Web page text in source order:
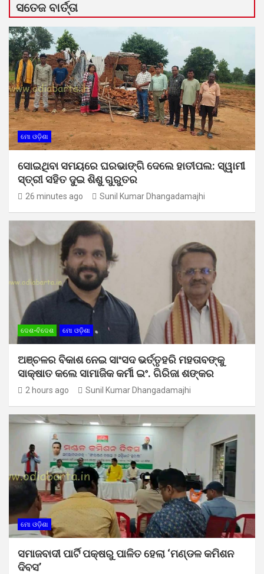
ସତେଜ ବାର୍ତ୍ତା
ମୋ ଓଡ଼ିଶା
ସୋଇଥିବା ସମୟରେ ଘରଭାଙ୍ଗି ଦେଲେ ହାତୀପଲ: ସ୍ୱାମୀ
ସ୍ତ୍ରୀ ସହିତ ଦୁଇ ଶିଶୁ ଗୁରୁତର
26 minutes ago Sunil Kumar Dhangadamajhi
ଦେଶ-ବିଦେଶ ମୋ ଓଡ଼ିଶା
ଅଞ୍ଚଳର ବିକାଶ ନେଇ ସାଂସଦ ଭର୍ତ୍ତୃହରି ମହତାବଙ୍କୁ
ସାକ୍ଷାତ କଲେ ସାମାଜିକ କର୍ମୀ ଇଂ. ଗିରିଜା ଶଙ୍କର
2 hours ago Sunil Kumar Dhangadamajhi
ମୋ ଓଡ଼ିଶା
ସମାଜବାଦୀ ପାର୍ଟି ପକ୍ଷରୁ ପାଳିତ ହେଲା ‘ମଣ୍ଡଳ କମିଶନ
ଦିବସ’